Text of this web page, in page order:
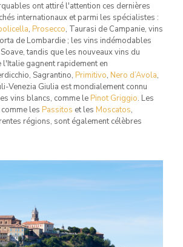
ont attiré l'attention ces dernières
internationaux et parmi les spécialistes :
, Prosecco, Taurasi de Campanie, vins
de Lombardie ; les vins indémodables
tandis que les nouveaux vins du
l'Italie gagnent rapidement en
Sagrantino, Primitivo, Nero d’Avola,
Venezia Giulia est mondialement connu
vins blancs, comme le Pinot Griggio. Les
les Passitos et les Moscatos,
régions, sont également célèbres